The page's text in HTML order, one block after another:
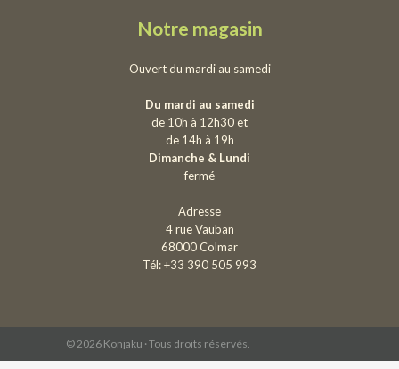
Notre magasin
Ouvert du mardi au samedi
Du mardi au samedi
de 10h à 12h30 et
de 14h à 19h
Dimanche & Lundi
fermé
Adresse
4 rue Vauban
68000 Colmar
Tél: +33 390 505 993
© 2026 Konjaku · Tous droits réservés.